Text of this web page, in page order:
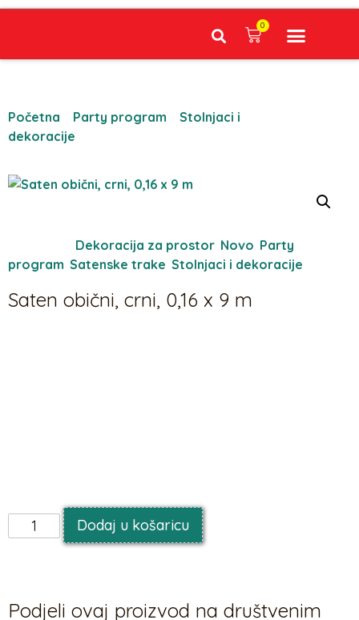
0
Početna Party program
Stolnjaci i
dekoracije
Dekoracija za prostor Novo Party
program Satenske trake Stolnjaci i dekoracije
Saten obični, crni, 0,16 x 9 m
Dodaj u košaricu
Podjeli ovaj proizvod na društvenim